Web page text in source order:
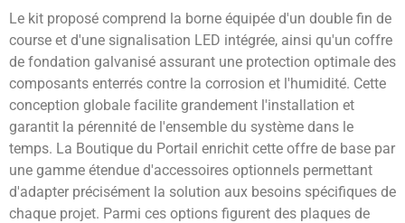
Le kit proposé comprend la borne équipée d'un double fin de
course et d'une signalisation LED intégrée, ainsi qu'un coffre
de fondation galvanisé assurant une protection optimale des
composants enterrés contre la corrosion et l'humidité. Cette
conception globale facilite grandement l'installation et
garantit la pérennité de l'ensemble du système dans le
temps. La Boutique du Portail enrichit cette offre de base par
une gamme étendue d'accessoires optionnels permettant
d'adapter précisément la solution aux besoins spécifiques de
chaque projet. Parmi ces options figurent des plaques de